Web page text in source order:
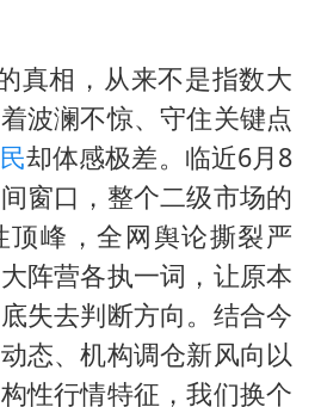
女子发现前夫婚内与第三者育子
王艺迪2-4不敌张本美和止步4强
以军士兵把枪口对准中国记者
2025年小学教师减少13.19万
韩军前线部队连曝丑闻
上海大部迎大暴雨
《龙餐馆》 冲奖
武契奇会见泽连斯基有何意图
真相，从来不是指数大
波澜不惊、守住关键点
却体感极差。临近6月8
窗口，整个二级市场的
顶峰，全网舆论撕裂严
阵营各执一词，让原本
失去判断方向。结合今
态、机构调仓新风向以
性行情特征，我们换个